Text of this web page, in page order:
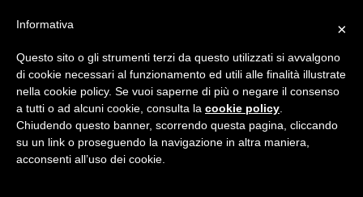
PRODOTTO / ABBIGLIAMENTO E
ACCESSORI /
OCCHIALI
×
Informativa
Questo sito o gli strumenti terzi da questo utilizzati si avvalgono
di cookie necessari al funzionamento ed utili alle finalità illustrate
nella cookie policy. Se vuoi saperne di più o negare il consenso
a tutti o ad alcuni cookie, consulta la cookie policy
Chiudendo questo banner, scorrendo questa pagina, cliccando
su un link o proseguendo la navigazione in altra maniera,
acconsenti all’uso dei cookie.